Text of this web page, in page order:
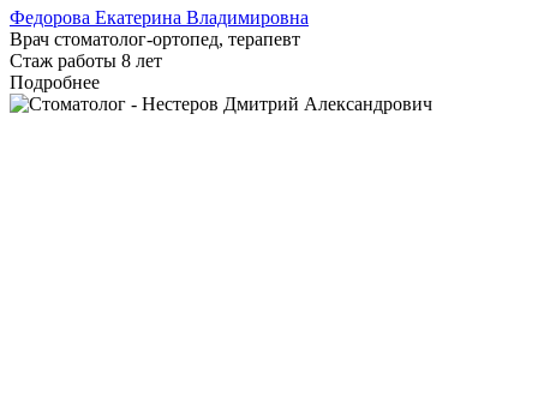
Федорова Екатерина Владимировна
Врач стоматолог-ортопед, терапевт
Стаж работы 8 лет
Подробнее